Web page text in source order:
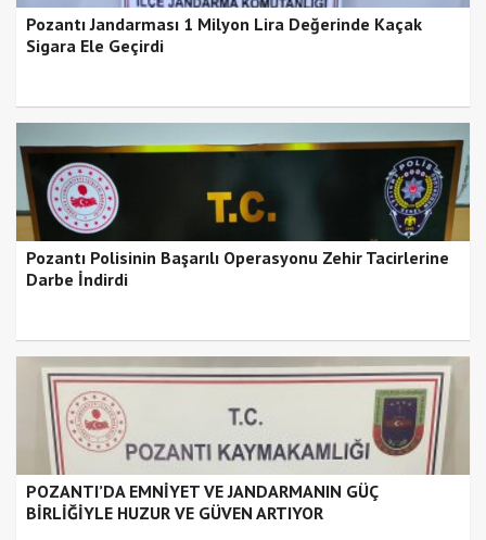
Pozantı Jandarması 1 Milyon Lira Değerinde Kaçak
Sigara Ele Geçirdi
Pozantı Polisinin Başarılı Operasyonu Zehir Tacirlerine
Darbe İndirdi
POZANTI’DA EMNİYET VE JANDARMANIN GÜÇ
BİRLİĞİYLE HUZUR VE GÜVEN ARTIYOR